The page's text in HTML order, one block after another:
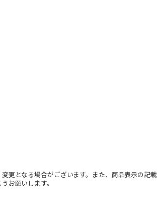
となる場合がございます。また、商品表示の記
お願いします。